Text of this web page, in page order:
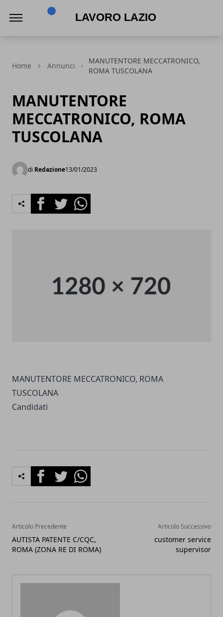
Home Annunci
MANUTENTORE MECCATRONICO,
ROMA TUSCOLANA
MANUTENTORE
MECCATRONICO, ROMA
TUSCOLANA
di Redazione13/01/2023
FacebookTwitterWhatsapp
MANUTENTORE MECCATRONICO, ROMA
TUSCOLANA
Candidati
FacebookTwitterWhatsapp
Articolo Precedente
AUTISTA PATENTE C/CQC,
ROMA (ZONA RE DI ROMA)
Articolo Successivo
customer service
supervisor